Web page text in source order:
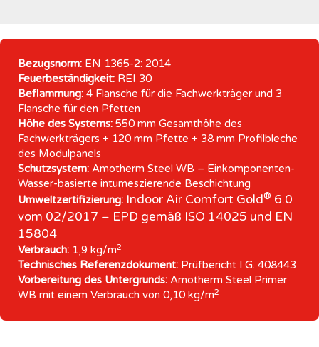
Bezugsnorm: EN 1365-2: 2014
Feuerbeständigkeit: REI 30
Beflammung: 4 Flansche für die Fachwerkträger und 3
Flansche für den Pfetten
Höhe des Systems: 550 mm Gesamthöhe des
Fachwerkträgers + 120 mm Pfette + 38 mm Profilbleche
des Modulpanels
Schutzsystem: Amotherm Steel WB – Einkomponenten-
Wasser-basierte intumeszierende Beschichtung
Umweltzertifizierung: Indoor Air Comfort Gold® 6.0
vom 02/2017 – EPD gemäß ISO 14025 und EN
15804
Verbrauch: 1,9 kg/m2
Technisches Referenzdokument: Prüfbericht I.G. 408443
Vorbereitung des Untergrunds: Amotherm Steel Primer
WB mit einem Verbrauch von 0,10 kg/m2